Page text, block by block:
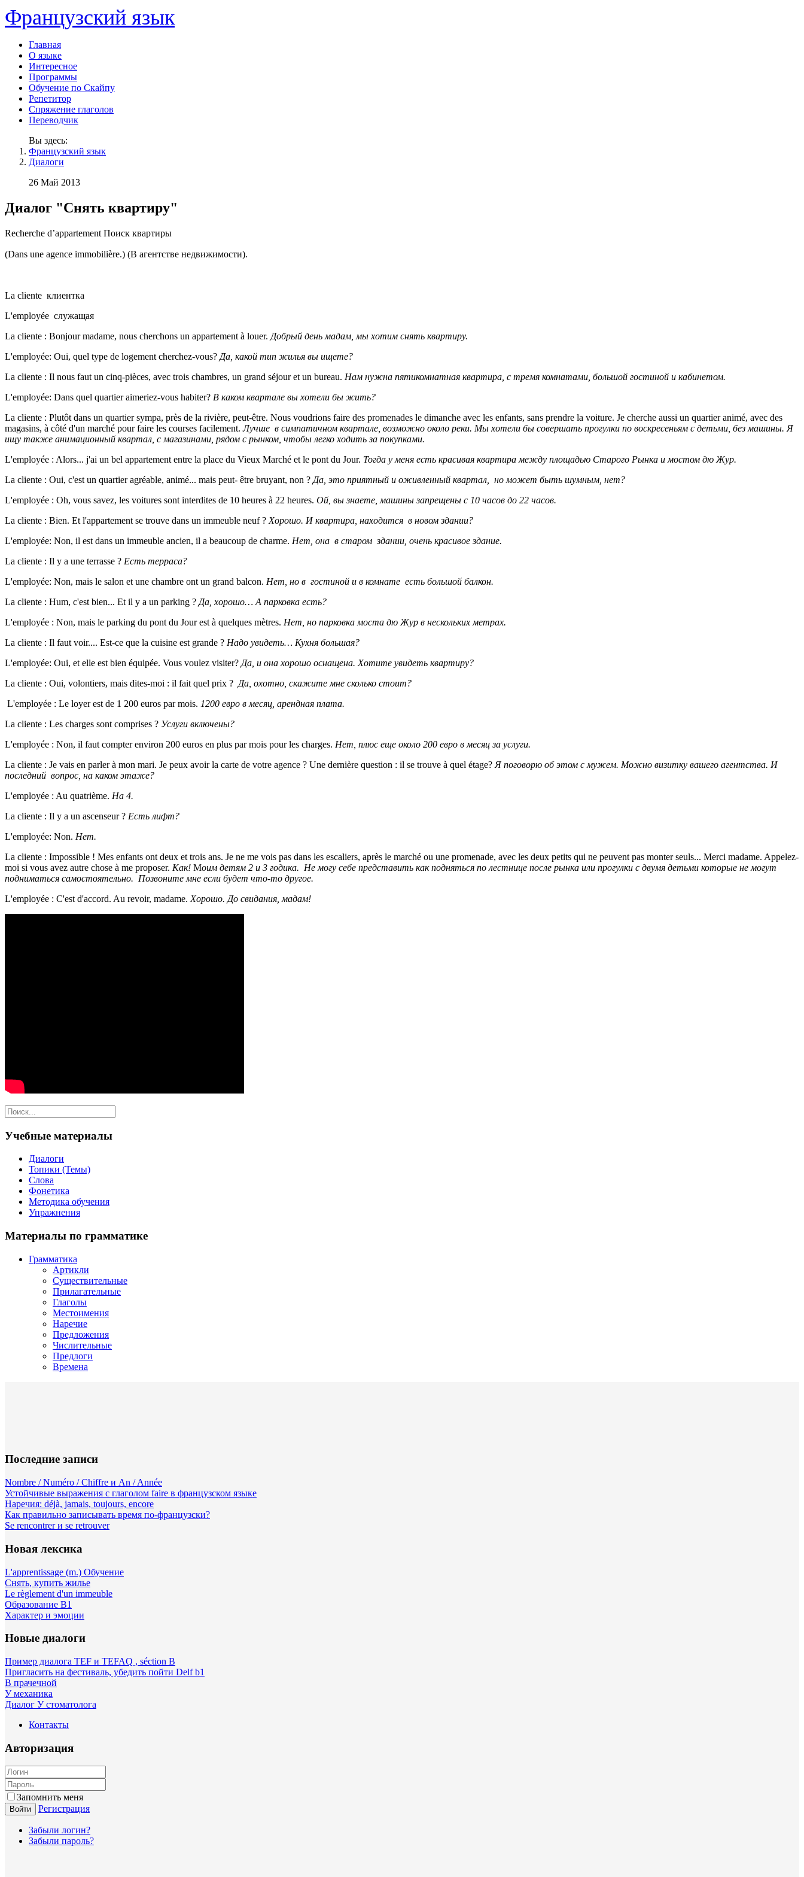
Французский язык
Главная
О языке
Интересное
Программы
Обучение по Скайпу
Репетитор
Спряжение глаголов
Переводчик
Вы здесь:
Французский язык
Диалоги
26 Май 2013
Диалог "Снять квартиру"
Recherche d’appartement Поиск квартиры
(Dans une agence immobilière.) (В агентстве недвижимости).
La cliente клиентка
L'employée служащая
La cliente : Bonjour madame, nous cherchons un apparte­ment à louer. Добрый день мадам, мы хотим снять квартиру.
L'employée: Oui, quel type de logement cherchez-vous? Да, какой тип жилья вы ищете?
La cliente : Il nous faut un cinq-pièces, avec trois chambres, un grand séjour et un bureau. Нам нужна пятикомнатная квартира, с тремя комнатами, большой гостиной и кабинетом.
L'employée: Dans quel quartier aimeriez-vous habiter? В каком квартале вы хотели бы жить?
La cliente : Plutôt dans un quartier sympa, près de la rivière, peut-être. Nous voudrions faire des promenades le dimanche avec les enfants, sans prendre la voiture. Je cherche aussi un quartier animé, avec des
magasins, à côté d'un marché pour faire les courses facilement.Лучше в симпатичном квартале, возможно около реки. Мы хотели бы совершать прогулки по воскресеньям с детьми, без машины. Я
ищу также анимационный квартал, с магазинами, рядом с рынком, чтобы легко ходить за покупками.
L'employée : Alors... j'ai un bel appartement entre la place du Vieux Marché et le pont du Jour. Тогда у меня есть красивая квартира между площадью Старого Рынка и мостом дю Жур.
La cliente : Oui, c'est un quartier agréable, animé... mais peut- être bruyant, non ? Да, это приятный и оживленный квартал, но может быть шумным, нет?
L'employée : Oh, vous savez, les voitures sont interdites de 10 heures à 22 heures. Ой, вы знаете, машины запрещены с 10 часов до 22 часов.
La cliente : Bien. Et l'appartement se trouve dans un immeuble neuf ? Хорошо. И квартира, находится в новом здании?
L'employée: Non, il est dans un immeuble ancien, il a beau­coup de charme. Нет, она в старом здании, очень красивое здание.
La cliente : Il y a une terrasse ? Есть терраса?
L'employée: Non, mais le salon et une chambre ont un grand balcon. Нет, но в гостиной и в комнате есть большой балкон.
La cliente : Hum, c'est bien... Et il y a un parking ? Да, хорошо… А парковка есть?
L'employée : Non, mais le parking du pont du Jour est à quelques mètres. Нет, но парковка моста дю Жур в нескольких метрах.
La cliente : Il faut voir.... Est-ce que la cuisine est grande ? Надо увидеть… Кухня большая?
L'employée: Oui, et elle est bien équipée. Vous voulez visiter? Да, и она хорошо оснащена. Хотите увидеть квартиру?
La cliente : Oui, volontiers, mais dites-moi : il fait quel prix ? Да, охотно, скажите мне сколько стоит?
L'employée : Le loyer est de 1 200 euros par mois. 1200 евро в месяц, арендная плата.
La cliente : Les charges sont comprises ? Услуги включены?
L'employée : Non, il faut compter environ 200 euros en plus par mois pour les charges. Нет, плюс еще около 200 евро в месяц за услуги.
La cliente : Je vais en parler à mon mari. Je peux avoir la carte de votre agence ? Une dernière question : il se trouve à quel étage? Я поговорю об этом с мужем. Можно визитку вашего агентства. И
последний вопрос, на каком этаже?
L'employée : Au quatrième. На 4.
La cliente : Il y a un ascenseur ? Есть лифт?
L'employée: Non. Нет.
La cliente : Impossible ! Mes enfants ont deux et trois ans. Je ne me vois pas dans les escaliers, après le marché ou une promenade, avec les deux petits qui ne peuvent pas monter seuls... Merci madame. Appelez-
moi si vous avez autre chose à me proposer. Как! Моим детям 2 и 3 годика. Не могу себе представить как подняться по лестнице после рынка или прогулки с двумя детьми которые не могут
подниматься самостоятельно. Позвоните мне если будет что-то другое.
L'employée : C'est d'accord. Au revoir, madame. Хорошо. До свидания, мадам!
Учебные материалы
Диалоги
Топики (Темы)
Слова
Фонетика
Методика обучения
Упражнения
Материалы по грамматике
Грамматика
Артикли
Существительные
Прилагательные
Глаголы
Местоимения
Наречие
Предложения
Числительные
Предлоги
Времена
Последние записи
Nombre / Numéro / Chiffre и An / Année
Устойчивые выражения с глаголом faire в французском языке
Наречия: déjà, jamais, toujours, encore
Как правильно записывать время по-французски?
Se rencontrer и se retrouver
Новая лексика
L'apprentissage (m.) Обучение
Снять, купить жилье
Le règlement d'un immeuble
Образование B1
Характер и эмоции
Новые диалоги
Пример диалога TEF и TEFAQ , séction B
Пригласить на фестиваль, убедить пойти Delf b1
В прачечной
У механика
Диалог У стоматолога
Контакты
Авторизация
Запомнить меня
Войти Регистрация
Забыли логин?
Забыли пароль?